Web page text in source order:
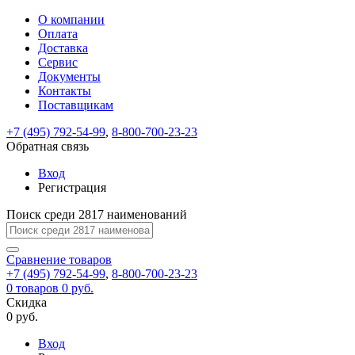
ВходРегистрация
Только
test@example.com
отправлена
по
ней
для
регистрации.
Ок
Только
Запомнить
меня
Забыли
Восстановление
пароля
Заполните
форму.
Мы
отправим
ссылку
на
указанный
электронный
адрес,
перейдя
по
которой
вы
новый
На
вашу
test@test.ru
отправлена
ссылка.
Перейдите
по
для
смены
пароля.
Введите
новый
пароль
Сменить
Пароль
успешно
Войти
Обратная
связь
Сообщение
пользовательского
соглашения
Ваше
сообщение
успешно
О компании
Оплата
Доставка
Сервис
Документы
Контакты
Поставщикам
+7 (495) 792-54-99, 8-800-700-23-23
Обратная связь
Вход
Регистрация
Поиск среди 2817 наименований
Сравнение товаров
+7 (495) 792-54-99, 8-800-700-23-23
0 товаров 0 руб.
Скидка
0 руб.
Вход